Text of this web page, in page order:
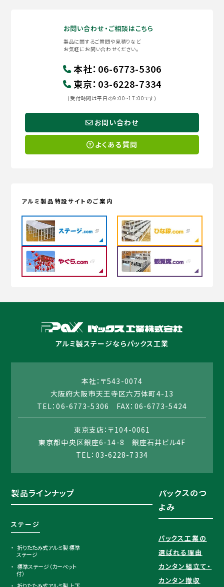
お問い合わせ・ご相談はこちら
製品に関するご質問や見積りなど
お気軽にお問い合わせください。
本社： 06-6773-5306
東京： 03-6228-7334
(受付時間は平日の9:00~17:00です)
お問い合わせ
よくある質問
アルミ製品特設サイトのご案内
アルミ製ステージならパックス工業
本社：〒543-0074
大阪府大阪市天王寺区六万体町4-13
TEL：06-6773-5306 FAX：06-6773-5424
東京支店：〒104-0061
東京都中央区銀座6-14-8 銀座石井ビル4F
TEL：03-6228-7334
製品ラインナップ
ステージ
折りたたみ式アルミ製 標準
ステージ
標準ステージ（カーペット
付）
パックスのつ
よみ
パックス工業の
選ばれる理由​
カンタン組立て・
カンタン撤収